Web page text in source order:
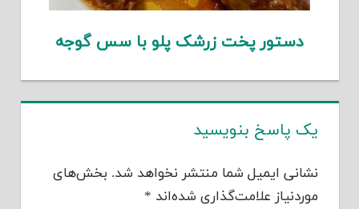
دستور پخت زرشک پلو با سس گوجه
یک پاسخ بنویسید
نشانی ایمیل شما منتشر نخواهد شد. بخش‌های
موردنیاز علامت‌گذاری شده‌اند *